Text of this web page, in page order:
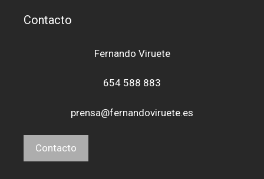
Contacto
Fernando Viruete
654 588 883
prensa@fernandoviruete.es
Contacto